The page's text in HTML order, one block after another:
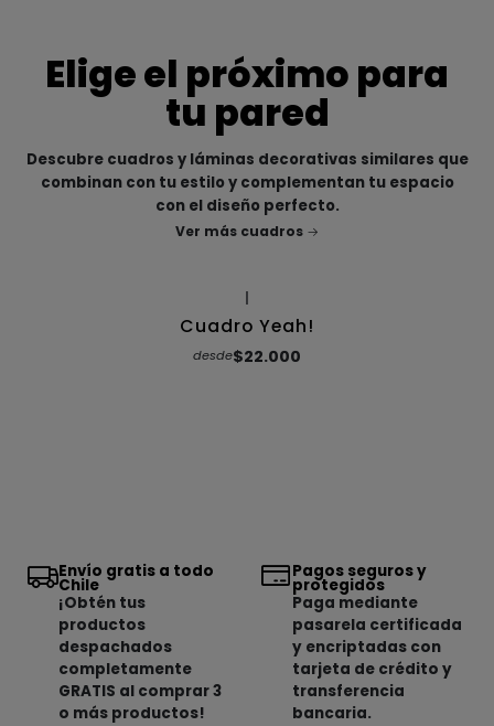
Elige el próximo para
tu pared
Descubre cuadros y láminas decorativas similares que
combinan con tu estilo y complementan tu espacio
con el diseño perfecto.
Ver más cuadros
Cuadro Yeah!
desde$22.000
Envío gratis a todo
Chile
¡Obtén tus
productos
despachados
completamente
GRATIS al comprar 3
o más productos!
Pagos seguros y
protegidos
Paga mediante
pasarela certificada
y encriptadas con
tarjeta de crédito y
transferencia
bancaria.